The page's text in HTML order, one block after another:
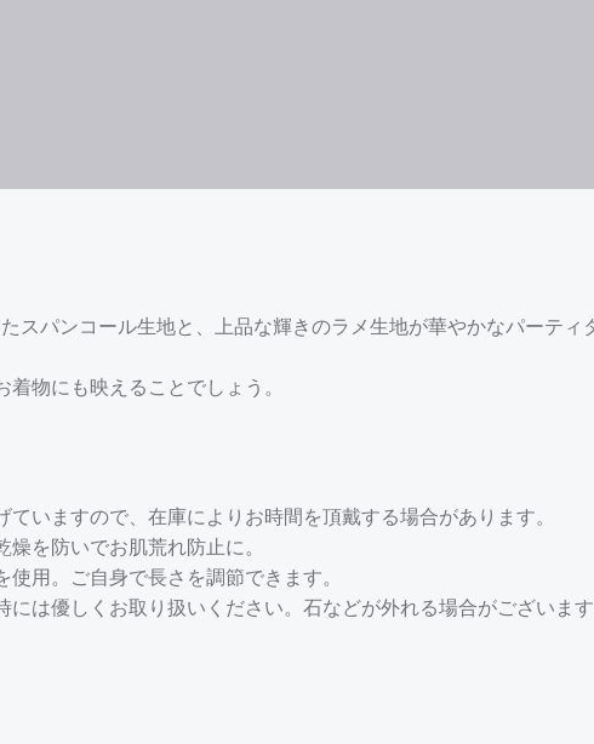
スパンコール生地と、上品な輝きのラメ生地が華やかなパーティ
物にも映えることでしょう。
いますので、在庫によりお時間を頂戴する場合があります。
を防いでお肌荒れ防止に。
用。ご自身で長さを調節できます。
は優しくお取り扱いください。石などが外れる場合がございま